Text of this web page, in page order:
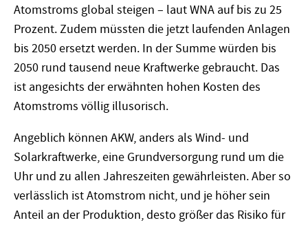
Atomstroms global steigen – laut WNA auf bis zu 25
Prozent. Zudem müssten die jetzt laufenden Anlagen
bis 2050 ersetzt werden. In der Summe würden bis
2050 rund tausend neue Kraftwerke gebraucht. Das
ist angesichts der erwähnten hohen Kosten des
Atomstroms völlig illusorisch.
Angeblich können AKW, anders als Wind- und
Solarkraftwerke, eine Grundversorgung rund um die
Uhr und zu allen Jahreszeiten gewährleisten. Aber so
verlässlich ist Atomstrom nicht, und je höher sein
Anteil an der Produktion, desto größer das Risiko für